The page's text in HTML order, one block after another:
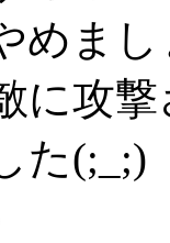
めま
に攻
た(;_;)